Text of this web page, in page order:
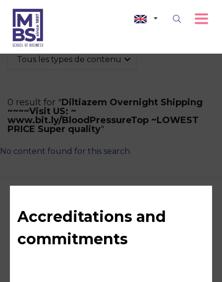
Tous les types de contenu
0 result for "Diltiazem Overnight Shipping
~~~~Visit US: ~
www.bit.ly/BloodPressureTop ~LOWEST
PRICE Super quality"
No content found for this search.
Accreditations and
commitments